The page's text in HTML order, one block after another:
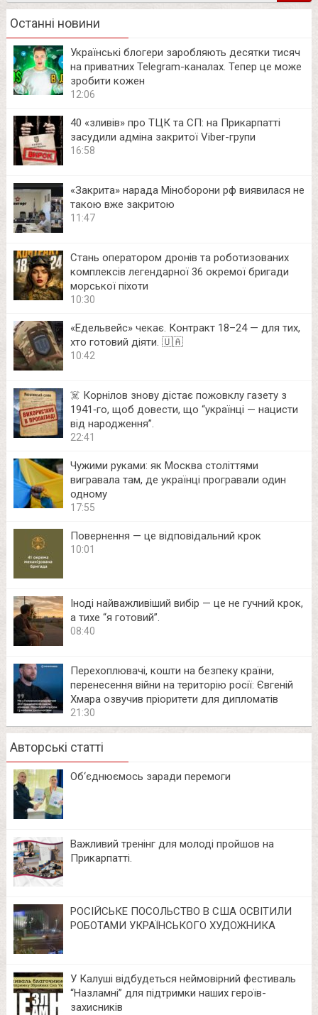
Останні новини
Українські блогери заробляють десятки тисяч
на приватних Telegram-каналах. Тепер це може
зробити кожен
12:06
40 «зливів» про ТЦК та СП: на Прикарпатті
засудили адміна закритої Viber-групи
16:58
«Закрита» нарада Міноборони рф виявилася не
такою вже закритою
11:47
Стань оператором дронів та роботизованих
комплексів легендарної 36 окремої бригади
морської піхоти
10:30
«Едельвейс» чекає. Контракт 18–24 — для тих,
хто готовий діяти. 🇺🇦
10:42
☠️ Корнілов знову дістає пожовклу газету з
1941‑го, щоб довести, що “українці — нацисти
від народження”.
22:41
Чужими руками: як Москва століттями
вигравала там, де українці програвали один
одному
17:55
Повернення — це відповідальний крок
10:01
Іноді найважливіший вибір — це не гучний крок,
а тихе “я готовий”.
08:40
Перехоплювачі, кошти на безпеку країни,
перенесення війни на територію росії: Євгеній
Хмара озвучив пріоритети для дипломатів
21:30
Авторські статті
Об‘єднюємось заради перемоги
Важливий тренінг для молоді пройшов на
Прикарпатті.
РОСІЙСЬКЕ ПОСОЛЬСТВО В США ОСВІТИЛИ
РОБОТАМИ УКРАЇНСЬКОГО ХУДОЖНИКА
У Калуші відбудеться неймовірний фестиваль
“Назламні” для підтримки наших героїв-
захисників